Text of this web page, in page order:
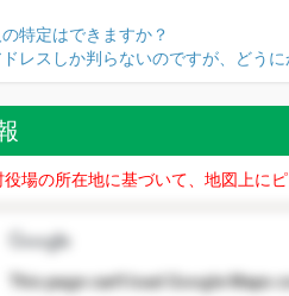
特定はできますか？
レスしか判らないのですが、どう
場の所在地に基づいて、地図上にピ
This page can't load Google Maps